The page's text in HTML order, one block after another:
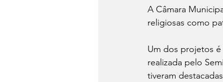
A Câmara
religiosas como
Um dos projetos
realizada pelo
tiveram